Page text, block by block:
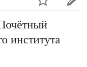
института